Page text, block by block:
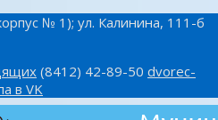
№ 1); ул. Калинина, 111-б
(8412) 42-89-50 dvorec-
в VK